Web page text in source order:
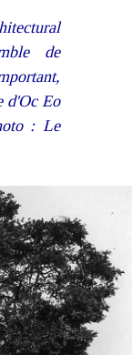
de
d'Oc Eo
: Le